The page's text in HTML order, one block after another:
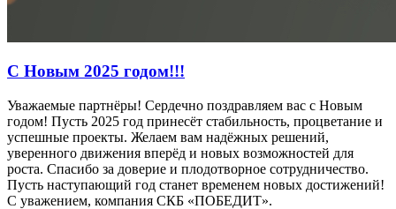
С Новым 2025 годом!!!
Уважаемые партнёры! Сердечно поздравляем вас с Новым
годом! Пусть 2025 год принесёт стабильность, процветание и
успешные проекты. Желаем вам надёжных решений,
уверенного движения вперёд и новых возможностей для
роста. Спасибо за доверие и плодотворное сотрудничество.
Пусть наступающий год станет временем новых достижений!
С уважением, компания СКБ «ПОБЕДИТ».